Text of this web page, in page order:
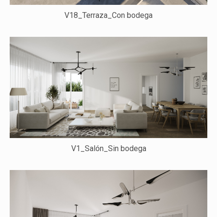
V18_Terraza_Con bodega
V1_Salón_Sin bodega